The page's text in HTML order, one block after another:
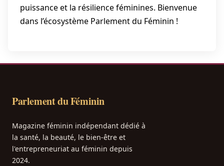
puissance et la résilience féminines. Bienvenue
dans l’écosystème Parlement du Féminin !
Parlement du Féminin
Magazine féminin indépendant dédié à
la santé, la beauté, le bien-être et
l'entrepreneuriat au féminin depuis
2024.